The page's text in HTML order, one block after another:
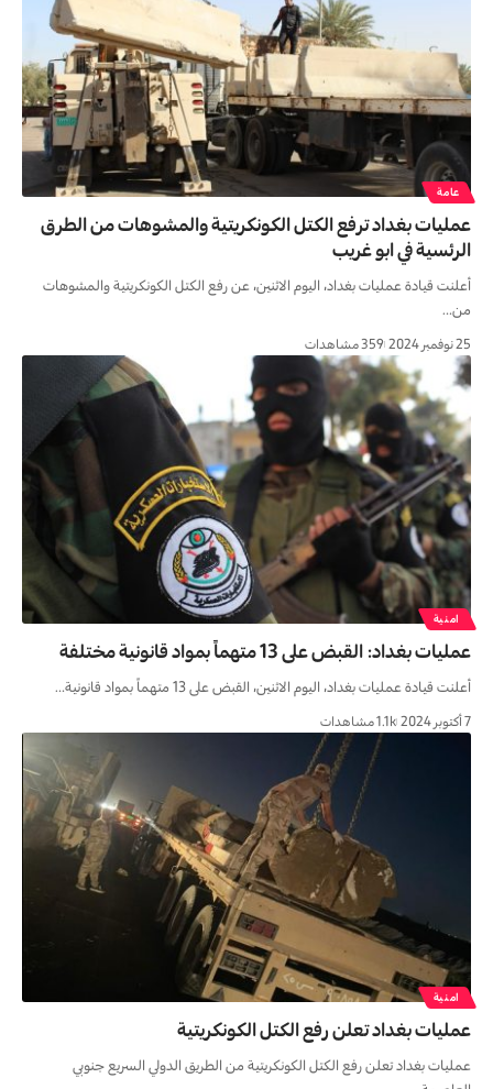
عامة
عمليات بغداد ترفع الكتل الكونكريتية والمشوهات من الطرق
الرئسية في ابو غريب
أعلنت قيادة عمليات بغداد، اليوم الاثنين، عن رفع الكتل الكونكريتية والمشوهات
من…
25 نوفمبر 2024 359 مشاهدات
امنية
عمليات بغداد: القبض على 13 متهماً بمواد قانونية مختلفة
أعلنت قيادة عمليات بغداد، اليوم الاثنين، القبض على 13 متهماً بمواد قانونية…
7 أكتوبر 2024 1.1k مشاهدات
امنية
عمليات بغداد تعلن رفع الكتل الكونكريتية
عمليات بغداد تعلن رفع الكتل الكونكريتية من الطريق الدولي السريع جنوبي